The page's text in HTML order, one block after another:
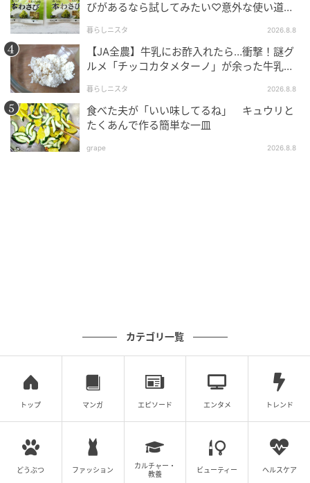
びがあるなら試してみたい♡意外な使い道を
暮らしニスタ 2026.8.8
【JA全農】牛乳にお酢入れたら…衝撃！謎グ
ルメ「チッコカタメターノ」が余った牛乳の
暮らしニスタ 2026.8.8
食べた夫が「いい味してるね」 キュウリと
たくあんで作る簡単な一皿
grape 2026.8.8
カテゴリ一覧
トップ マンガ エピソード エンタメ トレンド
どうぶつ ファッション
カルチャー・
教養
ビューティー ヘルスケア